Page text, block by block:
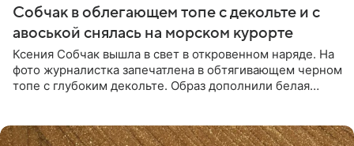
Собчак в облегающем топе с декольте и с
авоськой снялась на морском курорте
Ксения Собчак вышла в свет в откровенном наряде. На
фото журналистка запечатлена в обтягивающем черном
топе с глубоким декольте. Образ дополнили белая